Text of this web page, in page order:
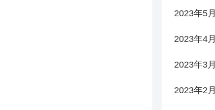
2023年5月
2023年4月
2023年3月
2023年2月